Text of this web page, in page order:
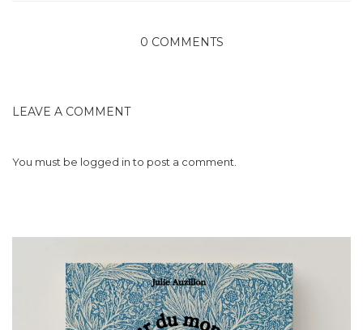
0 COMMENTS
LEAVE A COMMENT
You must be logged into post a comment.